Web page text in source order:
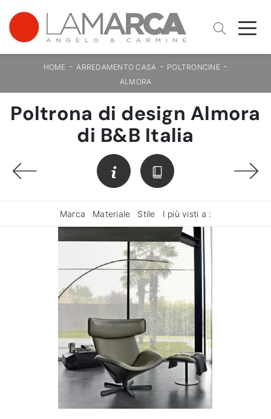
HOME -ARREDAMENTO CASA - POLTRONCINE -
ALMORA
Poltrona di design Almora
di B&B Italia
Marca Materiale Stile I più visti a :